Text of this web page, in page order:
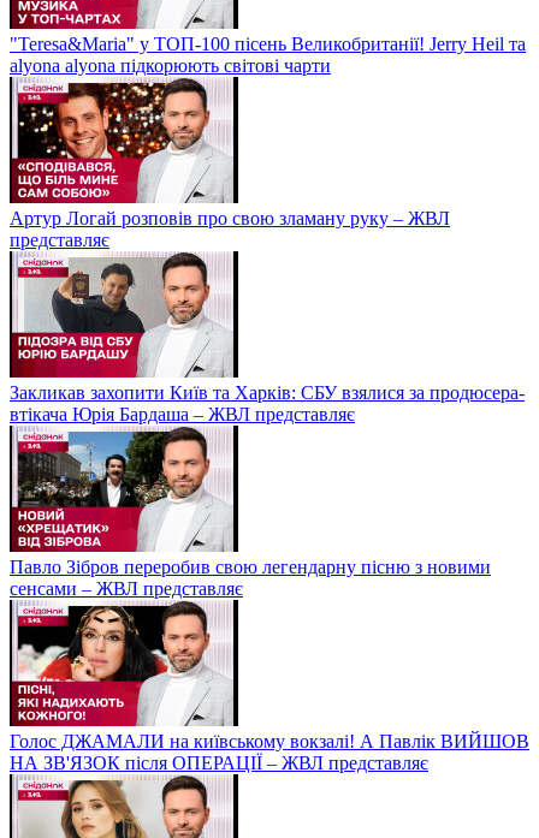
"Teresa&Maria" у ТОП-100 пісень Великобританії! Jerry Heil та
alyona alyona підкорюють світові чарти
Артур Логай розповів про свою зламану руку – ЖВЛ
представляє
Закликав захопити Київ та Харків: СБУ взялися за продюсера-
втікача Юрія Бардаша – ЖВЛ представляє
Павло Зібров переробив свою легендарну пісню з новими
сенсами – ЖВЛ представляє
Голос ДЖАМАЛИ на київському вокзалі! А Павлік ВИЙШОВ
НА ЗВ'ЯЗОК після ОПЕРАЦІЇ – ЖВЛ представляє